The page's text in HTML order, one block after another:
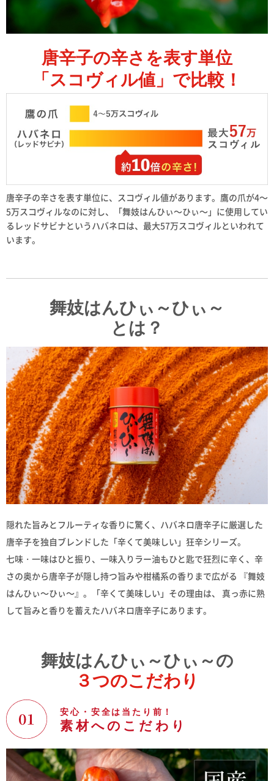
唐辛子の辛さを表す単位
「スコヴィル値」で比較！
唐辛子の辛さを表す単位に、スコヴィル値があります。鷹の爪が4～
5万スコヴィルなのに対し、「舞妓はんひぃ～ひぃ～」に使用してい
るレッドサビナというハバネロは、最大57万スコヴィルといわれて
います。
舞妓はんひぃ～ひぃ～
とは？
隠れた旨みとフルーティな香りに驚く、ハバネロ唐辛子に厳選した
唐辛子を独自ブレンドした「辛くて美味しい」狂辛シリーズ。
七味・一味はひと振り、一味入りラー油もひと匙で狂烈に辛く、辛
さの奥から唐辛子が隠し持つ旨みや柑橘系の香りまで広がる 『舞妓
はんひぃ～ひぃ～』。「辛くて美味しい」その理由は、 真っ赤に熟
して旨みと香りを蓄えたハバネロ唐辛子にあります。
舞妓はんひぃ～ひぃ～の
３つのこだわり
安心・安全は当たり前！
素材へのこだわり